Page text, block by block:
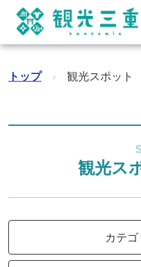
トップ › 観光スポット
観光ス
カテ